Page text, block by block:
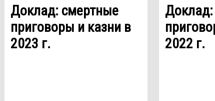
Доклад: смертные
приговоры и казни в
2023 г.
2022 г.